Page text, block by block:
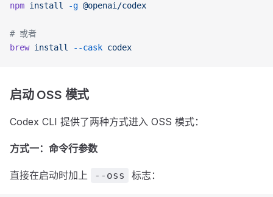
npm install -g @openai/codex
# 或者
brew install --cask codex
启动 OSS 模式
Codex CLI 提供了两种方式进入 OSS 模式：
方式一：命令行参数
直接在启动时加上 --oss 标志：